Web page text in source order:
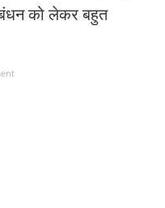
को लेकर बहुत